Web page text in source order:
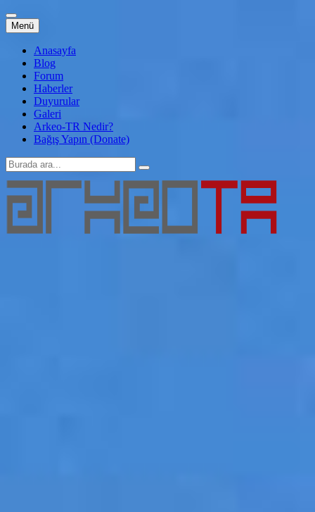
Menü İçeriğe
atla
Anasayfa
Blog
Forum
Haberler
Duyurular
Galeri
Arkeo-TR Nedir?
Bağış Yapın (Donate)
Arama: